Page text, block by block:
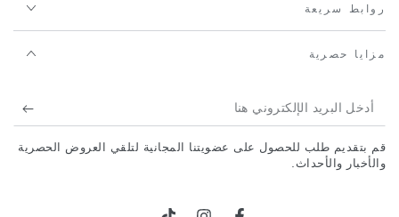
روابط سريعة
مزايا حصرية
أدخل
البريد
الإلكتروني
قم بتقديم طلب للحصول على عضويتنا المجانية لتلقي العروض الحصرية
والأخبار والأحداث.